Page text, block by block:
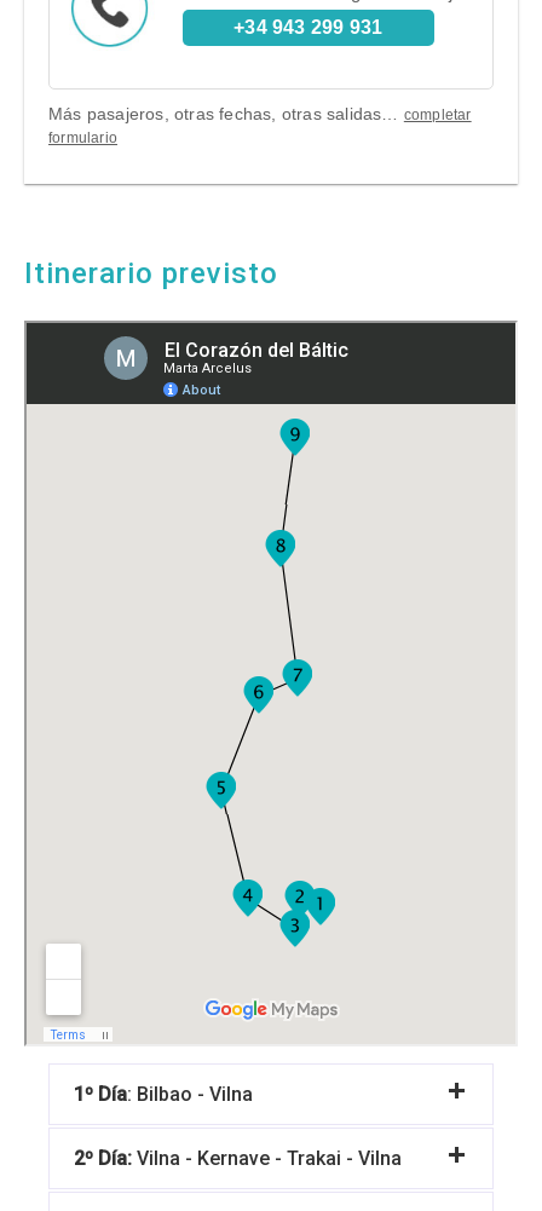
+34 943 299 931
Más pasajeros, otras fechas, otras salidas… completar
formulario
Itinerario previsto
1º Día: Bilbao - Vilna
2º Día: Vilna - Kernave - Trakai - Vilna